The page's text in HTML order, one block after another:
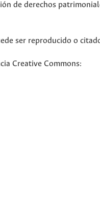
de derechos
ser reproducido o
Creative Commons: